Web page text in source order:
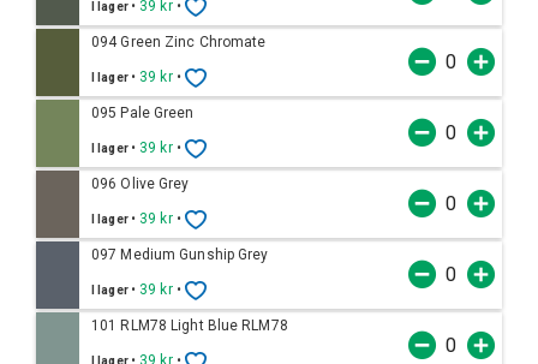
I lager • 39 kr •
094 Green Zinc Chromate
I lager • 39 kr •
095 Pale Green
I lager • 39 kr •
096 Olive Grey
I lager • 39 kr •
097 Medium Gunship Grey
I lager • 39 kr •
101 RLM78 Light Blue RLM78
I lager • 39 kr •